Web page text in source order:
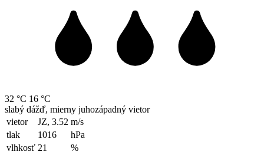
32 °C 16 °C
slabý dážď, mierny juhozápadný vietor
vietor
JZ, 3.52 m/s
tlak
1016
hPa
vlhkosť 21
%